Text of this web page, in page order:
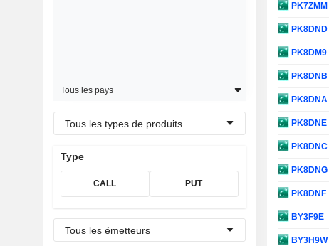
Tous les pays
Tous les types de produits
Type
CALL PUT
Tous les émetteurs
PK7ZMM
PK8DND
PK8DM9
PK8DNB
PK8DNA
PK8DNE
PK8DNC
PK8DNG
PK8DNF
BY3F9E
BY3H9W